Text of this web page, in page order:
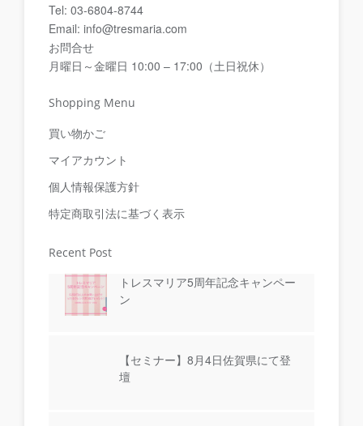
Tel: 03-6804-8744
Email: info@tresmaria.com
お問合せ
月曜日～金曜日 10:00 – 17:00（土日祝休）
Shopping Menu
買い物かご
マイアカウント
個人情報保護方針
特定商取引法に基づく表示
Recent Post
トレスマリア5周年記念キャンペー
ン
【セミナー】8月4日佐賀県にて登
壇